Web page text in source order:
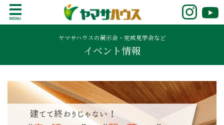
o
鹿児島で注文住宅ならヤマサハウス
新築の注文住宅や建売モデルハウスをお探し
の方はこちら。鹿児島県内で11年連続ナンバ
ーワンの実績を誇る、絆の家でおなじみの
ヤマサハウス。展示場情報や家づくりのこだ
ヤマサハウスの展示会・完成見学会など
イベント情報